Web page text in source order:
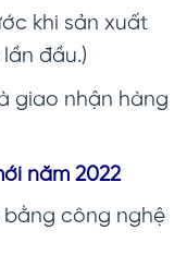
khi sản xuất
đầu.)
giao nhận hàng
năm 2022
bằng công nghệ